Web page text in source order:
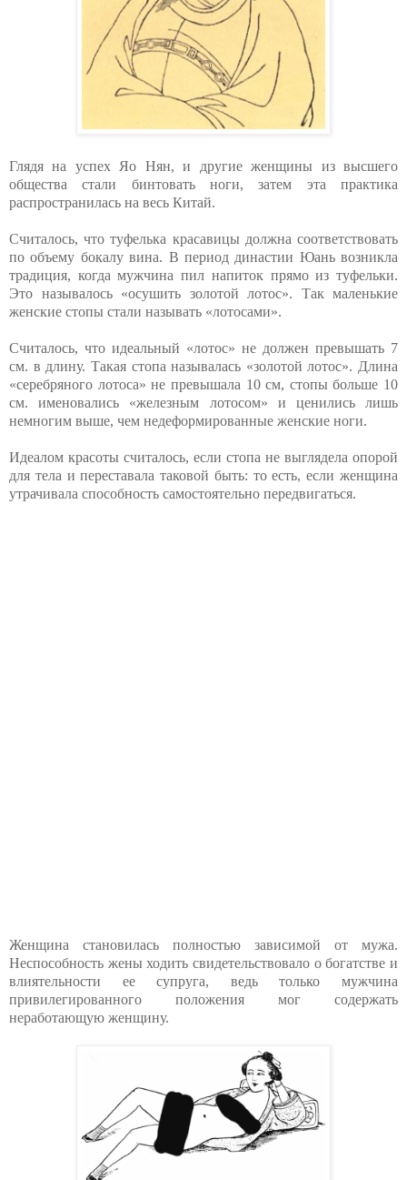
Глядя на успех Яо Нян, и другие женщины из высшего
общества стали бинтовать ноги, затем эта практика
распространилась на весь Китай.
Считалось, что туфелька красавицы должна соответствовать
по объему бокалу вина. В период династии Юань возникла
традиция, когда мужчина пил напиток прямо из туфельки.
Это называлось «осушить золотой лотос». Так маленькие
женские стопы стали называть «лотосами».
Считалось, что идеальный «лотос» не должен превышать 7
см. в длину. Такая стопа называлась «золотой лотос». Длина
«серебряного лотоса» не превышала 10 см, стопы больше 10
см. именовались «железным лотосом» и ценились лишь
немногим выше, чем недеформированные женские ноги.
Идеалом красоты считалось, если стопа не выглядела опорой
для тела и переставала таковой быть: то есть, если женщина
утрачивала способность самостоятельно передвигаться.
Женщина становилась полностью зависимой от мужа.
Неспособность жены ходить свидетельствовало о богатстве и
влиятельности ее супруга, ведь только мужчина
привилегированного положения мог содержать
неработающую женщину.